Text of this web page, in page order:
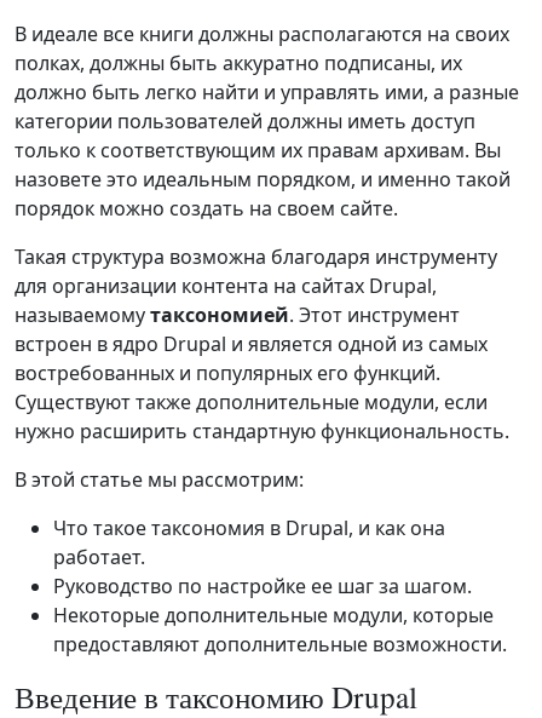
В идеале все книги должны располагаются на своих
полках, должны быть аккуратно подписаны, их
должно быть легко найти и управлять ими, а разные
категории пользователей должны иметь доступ
только к соответствующим их правам архивам. Вы
назовете это идеальным порядком, и именно такой
порядок можно создать на своем сайте.
Такая структура возможна благодаря инструменту
для организации контента на сайтах Drupal,
называемомутаксономией. Этот инструмент
встроен в ядро Drupal и является одной из самых
востребованных и популярных его функций.
Существуют также дополнительные модули, если
нужно расширить стандартную функциональность.
В этой статье мы рассмотрим:
Что такое таксономия в Drupal, и как она
работает.
Руководство по настройке ее шаг за шагом.
Некоторые дополнительные модули, которые
предоставляют дополнительные возможности.
Введение в таксономию Drupal